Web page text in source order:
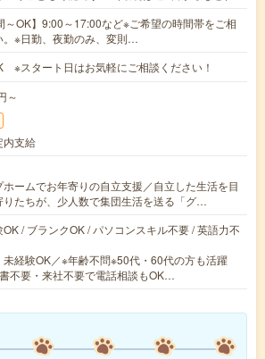
～OK】9:00～17:00など※ご希望の時間帯をご相
。※日勤、夜勤のみ、変則…
※スタート日はお気軽にご相談ください！
～
内支給
ホームでお年寄りの自立支援／自立した生活を目
りたちが、少人数で集団生活を送る「グ…
/ ブランクOK / パソコンスキル不要 / 英語力不
未経験OK／※年齢不問※50代・60代の方も活躍
不要・来社不要で電話相談もOK…